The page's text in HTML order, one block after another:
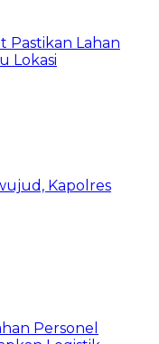
Pastikan Lahan
Lokasi
Kapolres
Personel